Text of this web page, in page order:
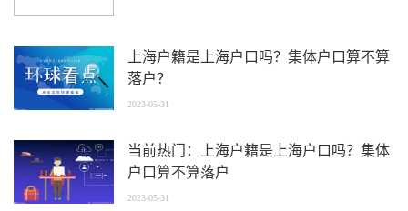
上海户籍是上海户口吗？集体户口算不算
落户？
2023-05-31
当前热门：上海户籍是上海户口吗？集体
户口算不算落户
2023-05-31